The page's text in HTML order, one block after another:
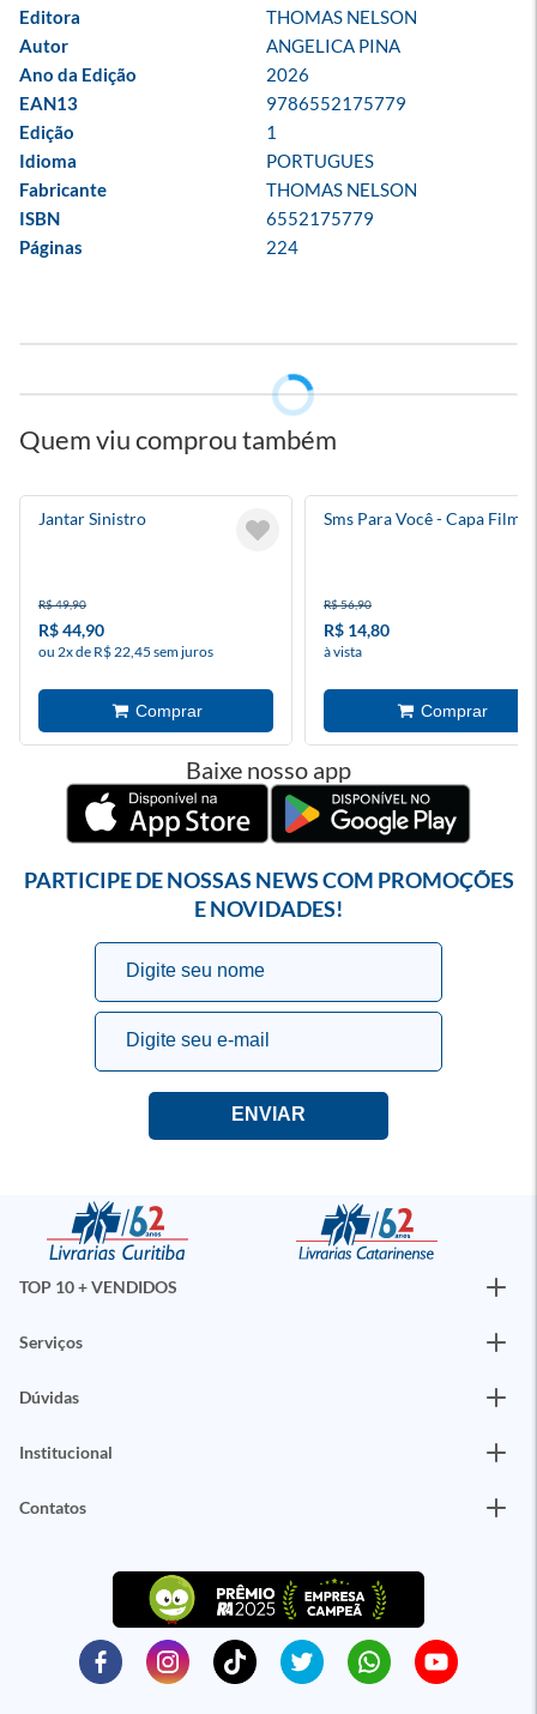
Editora
THOMAS NELSON
Autor
ANGELICA PINA
Ano da Edição
2026
EAN13
9786552175779
Edição
1
Idioma
PORTUGUES
Fabricante
THOMAS NELSON
ISBN
6552175779
Páginas
224
Quem viu comprou também
Jantar Sinistro
R$ 49,90
R$ 44,90
ou 2x de R$ 22,45 sem juros
Sms Para Você - Capa Filme
R$ 56,90
R$ 14,80
à vista
Baixe nosso app
PARTICIPE DE NOSSAS NEWS COM PROMOÇÕES
E NOVIDADES!
TOP 10 + VENDIDOS
Serviços
Dúvidas
Institucional
Contatos